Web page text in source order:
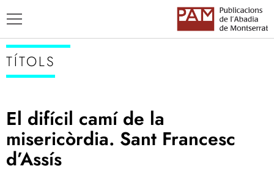
TÍTOLS
AUTORS
ENSENYAMENT CATALÀ
TÍTOLS
El difícil camí de la
misericòrdia. Sant Francesc
d’Assís